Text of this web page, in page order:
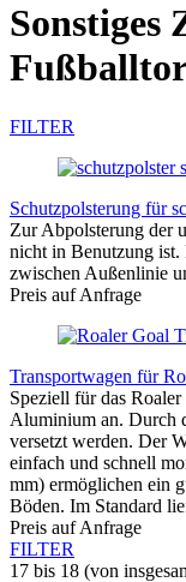
Sonstiges
FILTER
Schutzpolsterung für
Zur Abpolsterung der
nicht in Benutzung ist.
zwischen Außenlinie
Preis auf Anfrage
Transportwagen für
Speziell für das
Aluminium an. Durch
versetzt werden. Der
einfach und schnell
mm) ermöglichen ein
Böden. Im Standard
Preis auf Anfrage
FILTER
17 bis 18 (von